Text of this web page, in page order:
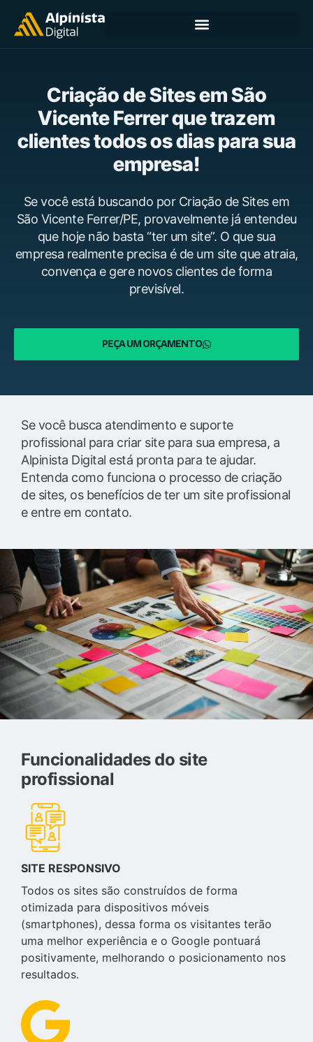
Criação de Sites em São
Vicente Ferrer que trazem
clientes todos os dias para sua
empresa!
Se você está buscando por Criação de Sites em
São Vicente Ferrer/PE, provavelmente já entendeu
que hoje não basta “ter um site”. O que sua
empresa realmente precisa é de um site que atraia,
convença e gere novos clientes de forma
previsível.
PEÇA UM ORÇAMENTO
Se você busca atendimento e suporte
profissional para criar site para sua empresa, a
Alpinista Digital está pronta para te ajudar.
Entenda como funciona o processo de criação
de sites, os benefícios de ter um site profissional
e entre em contato.
Funcionalidades do site
profissional
SITE RESPONSIVO
Todos os sites são construídos de forma
otimizada para dispositivos móveis
(smartphones), dessa forma os visitantes terão
uma melhor experiência e o Google pontuará
positivamente, melhorando o posicionamento nos
resultados.